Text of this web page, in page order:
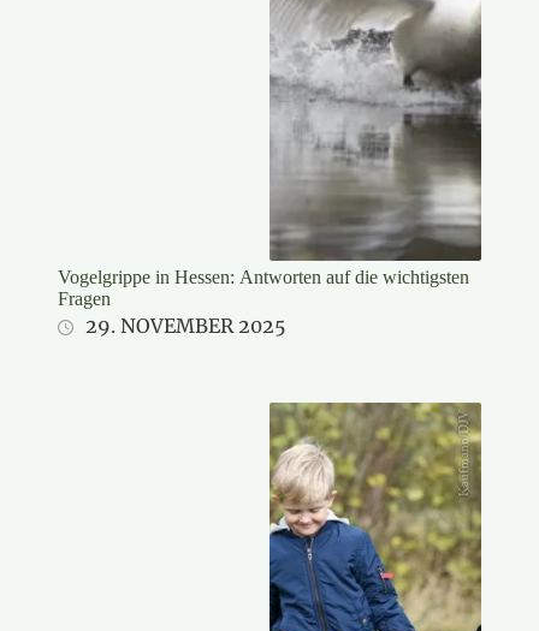
Vogelgrippe in Hessen: Antworten auf die wichtigsten
Fragen
29. NOVEMBER 2025
Kaufmann/DJV